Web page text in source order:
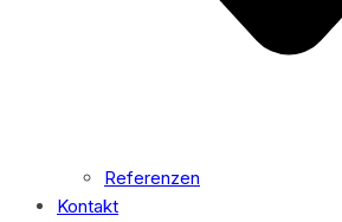
Referenzen
Kontakt